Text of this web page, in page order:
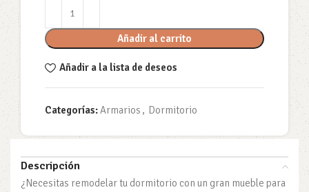
Añadir al carrito
Añadir a la lista de deseos
Categorías:Armarios , Dormitorio
Descripción
¿Necesitas remodelar tu dormitorio con un gran mueble para